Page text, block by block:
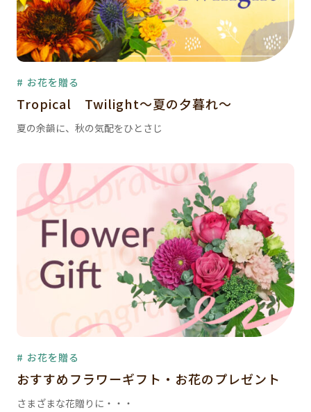
# お花を贈る
Tropical Twilight～夏の夕暮れ～
夏の余韻に、秋の気配をひとさじ
# お花を贈る
おすすめフラワーギフト・お花のプレゼント
さまざまな花贈りに・・・